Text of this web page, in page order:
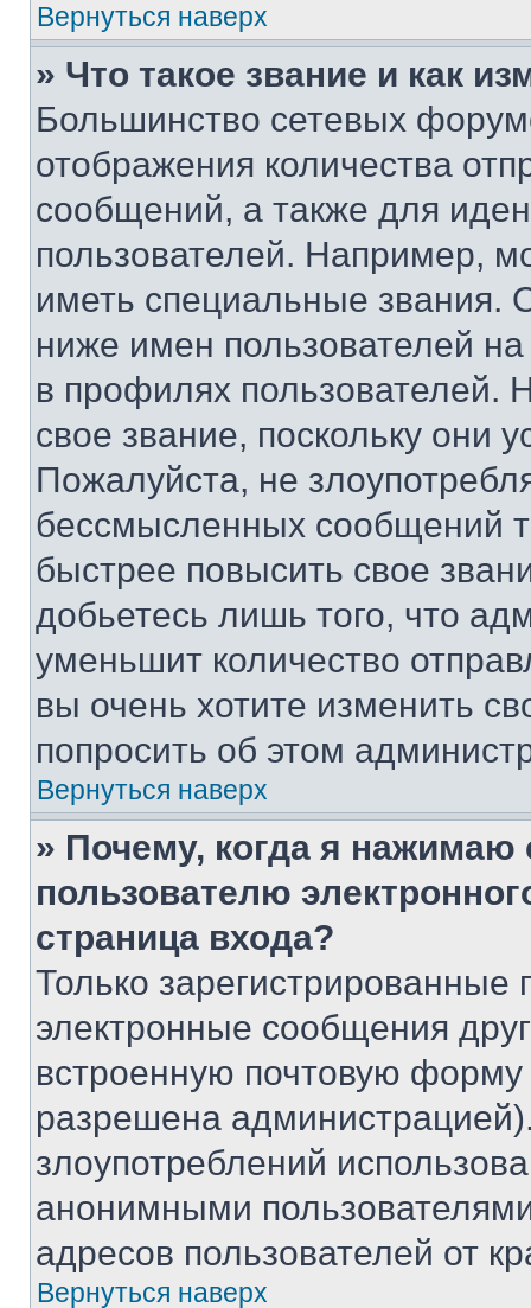
Вернуться наверх
» Что такое звание и как
Большинство сетевых
отображения количества
сообщений, а также для
пользователей. Например,
иметь специальные звания.
ниже имен пользователей
в профилях
свое звание, поскольку они
Пожалуйста, не
бессмысленных сообщений
быстрее повысить свое
добьетесь лишь того, что
уменьшит количество
вы очень хотите изменить
попросить об этом
Вернуться наверх
» Почему, когда я нажимаю
пользователю
страница входа?
Только зарегистрированные
электронные сообщения
встроенную почтовую
разрешена
злоупотреблений
анонимными
адресов пользователей от
Вернуться наверх